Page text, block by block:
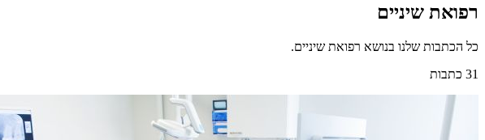
רפואת שיניים
כל הכתבות שלנו בנושא רפואת שיניים.
31 כתבות